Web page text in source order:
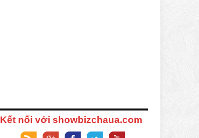
Kết nối với showbizchaua.com